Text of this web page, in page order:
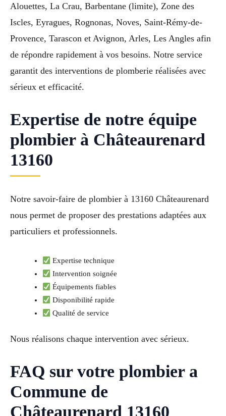
Alouettes, La Crau, Barbentane (limite), Zone des
Iscles, Eyragues, Rognonas, Noves, Saint-Rémy-de-
Provence, Tarascon et Avignon, Arles, Les Angles afin
de répondre rapidement à vos besoins. Notre service
garantit des interventions de plomberie réalisées avec
sérieux et efficacité.
Expertise de notre équipe
plombier à Châteaurenard
13160
Notre savoir-faire de plombier à 13160 Châteaurenard
nous permet de proposer des prestations adaptées aux
particuliers et professionnels.
Expertise technique
Intervention soignée
Équipements fiables
Disponibilité rapide
Qualité de service
Nous réalisons chaque intervention avec sérieux.
FAQ sur votre plombier a
Commune de
Châteaurenard 13160